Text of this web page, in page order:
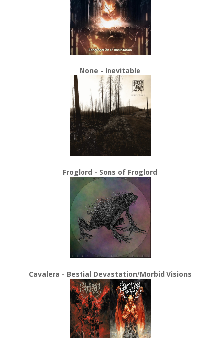
None - Inevitable
Froglord - Sons of Froglord
Cavalera - Bestial Devastation/Morbid Visions